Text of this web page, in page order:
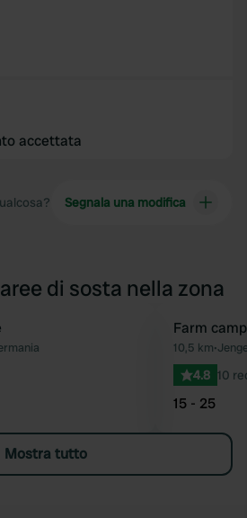
accettata
Segnala una modifica
di sosta nella zona
Preferito
Prenota ora
Farm
10,5 km•
4.8 10
15 - 25
Mostra tutto